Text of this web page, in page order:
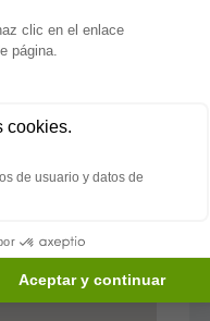
un
en talleres,
vida y el
de saber que